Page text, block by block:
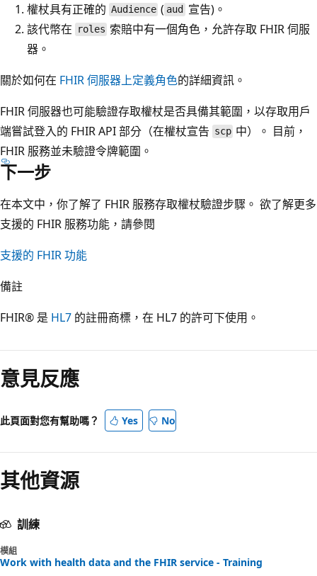
權杖具有正確的 Audience ( aud 宣告)。
該代幣在
roles 索賠中有一個角色，允許存取 FHIR 伺服
器。
關於如何在 FHIR 伺服器上定義角色的詳細資訊。
FHIR 伺服器也可能驗證存取權杖是否具備其範圍，以存取用戶
端嘗試登入的 FHIR API 部分（在權杖宣告 scp 中）。 目前，
FHIR 服務並未驗證令牌範圍。
下一步
在本文中，你了解了 FHIR 服務存取權杖驗證步驟。 欲了解更多
支援的 FHIR 服務功能，請參閱
支援的 FHIR 功能
備註
FHIR® 是 HL7 的註冊商標，在 HL7 的許可下使用。
意見反應
此頁面對您有幫助嗎？ Yes No
其他資源
訓練
模組
Work with health data and the FHIR service - Training